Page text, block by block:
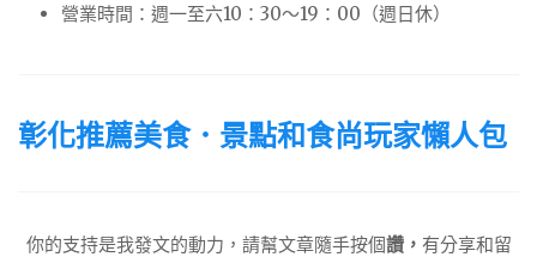
營業時間：週一至六10：30～19：00（週日休）
彰化推薦美食．景點和食尚玩家懶人包
你的支持是我發文的動力，請幫文章隨手按個讚， 有分享和留